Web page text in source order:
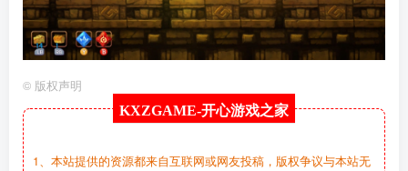
© 版权声明
KXZGAME-开心游戏之家
1、本站提供的资源都来自互联网或网友投稿，版权争议与本站无